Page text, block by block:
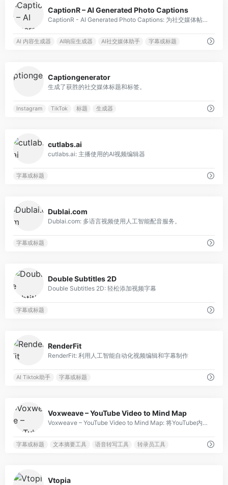
CaptionR – AI Generated Photo Captions
CaptionR - AI Generated Photo Captions: 为社交媒体帖子创建引人注目的标题。
AI 内容生成器 AI响应生成器 AI社交媒体助手 字幕或标题
Captiongenerator
生成了获胜的社交媒体标题和标签。
Instagram TikTok 标题 生成器
cutlabs.ai
cutlabs.ai: 主播使用的AI视频编辑器
字幕或标题
Dublai.com
Dublai.com: 多语言视频使用人工智能配音服务。
字幕或标题
Double Subtitles 2D
Double Subtitles 2D: 轻松添加视频字幕
字幕或标题
RenderFit
RenderFit: 利用人工智能自动化视频编辑和字幕制作
AI Tiktok助手 字幕或标题
Voxweave – YouTube Video to Mind Map
Voxweave – YouTube Video to Mind Map: 将YouTube内容转化为简洁、深入的总结
字幕或标题 文本摘要工具 语音转写工具 转录员工具
Vtopia